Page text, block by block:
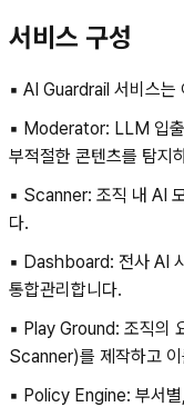
서비스 구성
▪︎ AI Guardrail 서비스는
▪︎ Moderator: LLM 입출
부적절한 콘텐츠를 탐지
▪︎ Scanner: 조직 내 AI
다.
▪︎ Dashboard: 전사 AI
통합관리합니다.
▪︎ Play Ground: 조직의
Scanner)를 제작하고
▪︎ Policy Engine: 부서별